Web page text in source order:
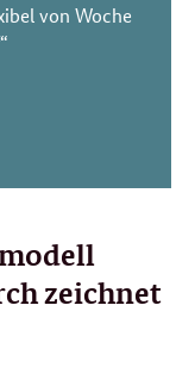
von Woche
zeichnet